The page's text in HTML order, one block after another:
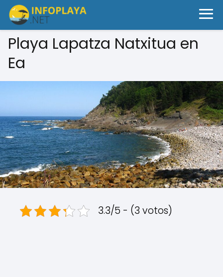
Playa Lapatza Natxitua en
Ea
3.3/5 - (3 votos)